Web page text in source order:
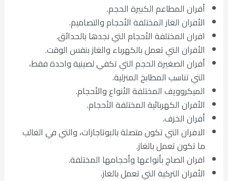
أفران المطاعم الكبيرة الحجم.
الأفران الغاز المختلفة الأحجام والتصاميم.
افران المختلفة الأحجام التي نجدها بالحدائق.
الأفران التي تعمل بالكهرباء والغاز بنفس الوقت.
أفران الصغيرة الحجم التي تكفي لصينية واحدة فقط،
التي تناسب المطابخ المنزلية.
الميكروويف المختلفة الأنواع والأحجام.
الأفران الكهربائية المختلفة الأحجام.
أفران الخزف.
الافران التي تكون متصلة بالبوتاجازات، والتي في الغالب
ما تكون تعمل بالغاز.
افران الصاج بأنواعها وأحجامها المختلفة.
الأفران التركية التي تعمل بالغاز.